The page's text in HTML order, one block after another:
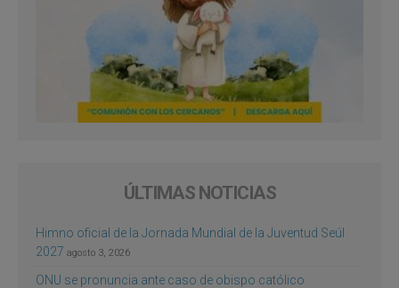
ÚLTIMAS NOTICIAS
Himno oficial de la Jornada Mundial de la Juventud Seúl
2027 agosto 3, 2026
ONU se pronuncia ante caso de obispo católico